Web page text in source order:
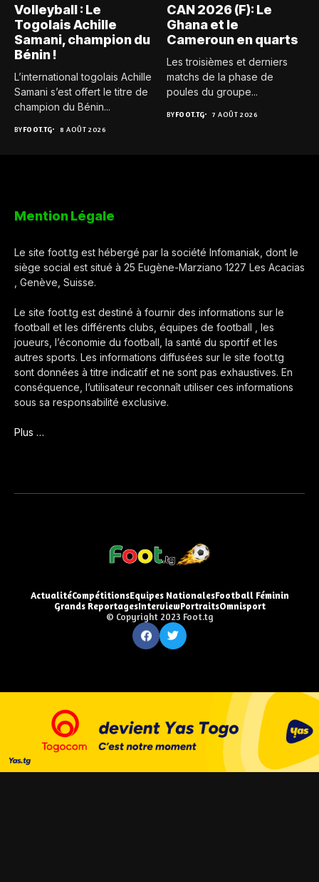
Volleyball : Le
Togolais Achille
Samani, champion du
Bénin !
L’international togolais Achille
Samani s’est offert le titre de
champion du Bénin...
BYFOOT.TG 8 AOÛT 2026
CAN 2026 (F): Le
Ghana et le
Cameroun en quarts
Les troisièmes et derniers
matchs de la phase de
poules du groupe...
BYFOOT.TG 7 AOÛT 2026
Mention Légale
Le site foot.tg est hébergé par la société Infomaniak, dont le
siège social est situé à 25 Eugène-Marziano 1227 Les Acacias
, Genève, Suisse.
Le site foot.tg est destiné à fournir des informations sur le
football et les différents clubs, équipes de football , les
joueurs, l’économie du football, la santé du sportif et les
autres sports. Les informations diffusées sur le site foot.tg
sont données à titre indicatif et ne sont pas exhaustives. En
conséquence, l’utilisateur reconnaît utiliser ces informations
sous sa responsabilité exclusive.
Plus …
ActualitéCompétitionsEquipes NationalesFootball Féminin
Grands ReportagesInterviewPortraitsOmnisport
© Copyright 2023 Foot.tg